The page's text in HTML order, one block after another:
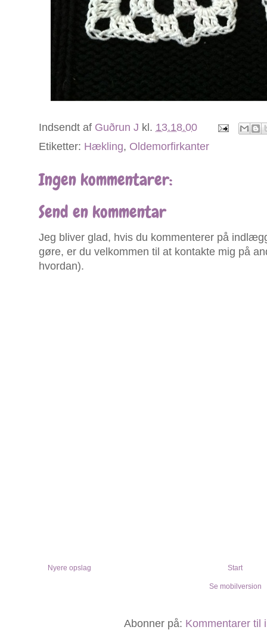
Indsendt af Guðrun J kl. 13.18.00
Etiketter: Hækling, Oldemorfirkanter
Ingen kommentarer:
Send en kommentar
Jeg bliver glad, hvis du kommenterer på
gøre, er du velkommen til at kontakte mig på
hvordan).
Nyere opslag Start
Se mobilversion
Abonner på: Kommentarer til